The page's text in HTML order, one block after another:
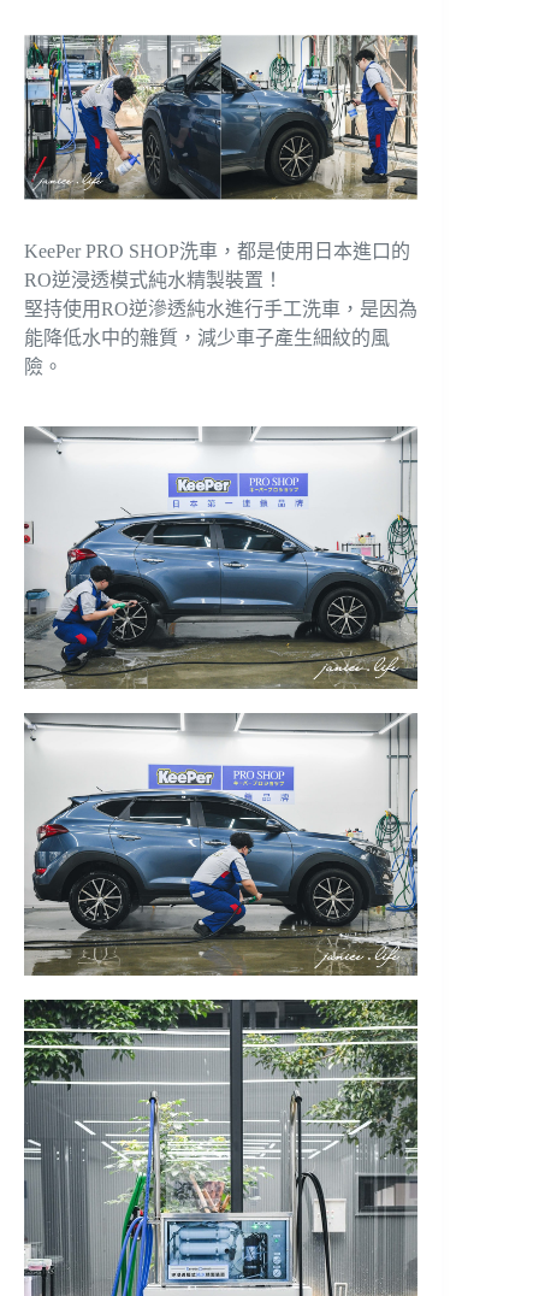
KeePer PRO SHOP洗車，都是使用日本進口的
RO逆浸透模式純水精製裝置！
堅持使用RO逆滲透純水進行手工洗車，是因為
能降低水中的雜質，減少車子產生細紋的風
險。